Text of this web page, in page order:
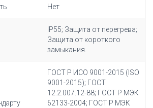
Нет
IP55; Защита от перегрева;
Защита от короткого
замыкания.
ГОСТ Р ИСО 9001-2015 (ISO
9001-2015); ГОСТ
12.2.007.12-88; ГОСТ Р МЭК
62133-2004; ГОСТ Р МЭК